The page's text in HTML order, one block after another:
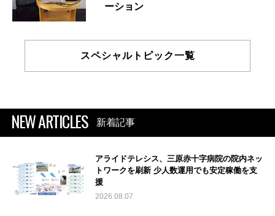
ーション
スペシャルトピック一覧
NEW ARTICLES 新着記事
アライドテレシス、三原赤十字病院の院内ネッ
トワークを刷新 少人数運用でも安定稼働を支
援
2026.08.07